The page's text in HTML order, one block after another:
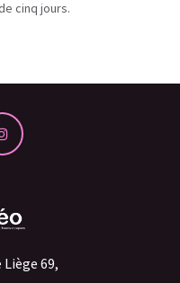
cinq jours.
Liège 69,